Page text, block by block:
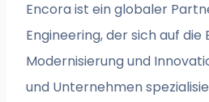
Encora ist ein globaler
Engineering, der sich auf
Modernisierung und
und Unternehmen